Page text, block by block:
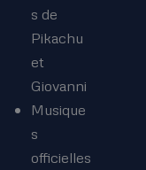
s de
Pikachu
et
Giovanni
Musique
s
officielles